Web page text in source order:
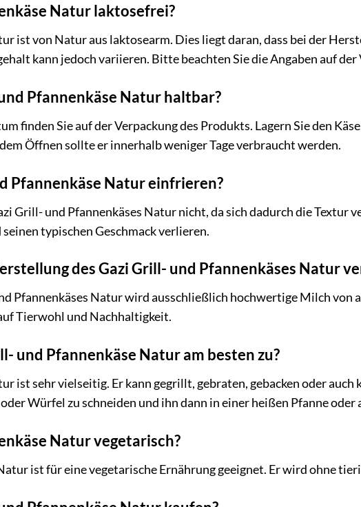
Natur laktosefrei?
ist von Natur aus laktosearm. Dies liegt daran, dass bei der
kann jedoch variieren. Bitte beachten Sie die Angaben auf der
Pfannenkäse Natur haltbar?
finden Sie auf der Verpackung des Produkts. Lagern Sie den
Öffnen sollte er innerhalb weniger Tage verbraucht werden.
Pfannenkäse Natur einfrieren?
Grill- und Pfannenkäses Natur nicht, da sich dadurch die Textur
typischen Geschmack verlieren.
des Gazi Grill- und Pfannenkäses Natur
Pfannenkäses Natur wird ausschließlich hochwertige Milch von
Tierwohl und Nachhaltigkeit.
und Pfannenkäse Natur am besten zu?
ist sehr vielseitig. Er kann gegrillt, gebraten, gebacken oder auch
Würfel zu schneiden und ihn dann in einer heißen Pfanne
Natur vegetarisch?
ist für eine vegetarische Ernährung geeignet. Er wird ohne